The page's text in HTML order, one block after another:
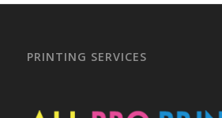
PRINTING SERVICES